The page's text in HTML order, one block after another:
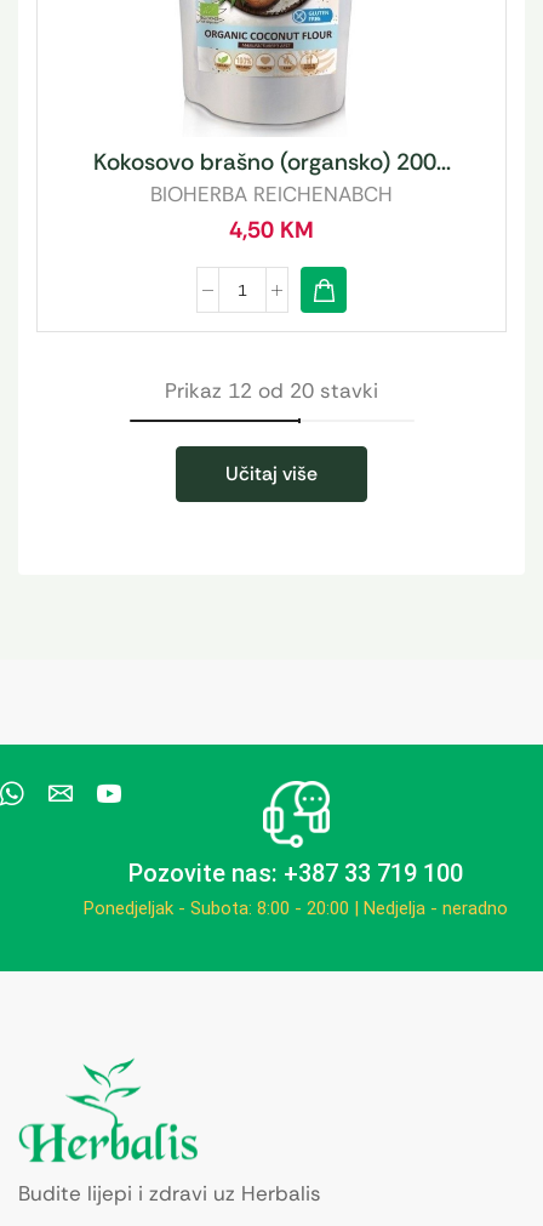
Kokosovo brašno (organsko) 200...
BIOHERBA REICHENABCH
4,50 KM
Prikaz 12 od 20 stavki
Učitaj više
Pozovite nas: +387 33 719 100
Ponedjeljak - Subota: 8:00 - 20:00 | Nedjelja - neradno
Budite lijepi i zdravi uz Herbalis